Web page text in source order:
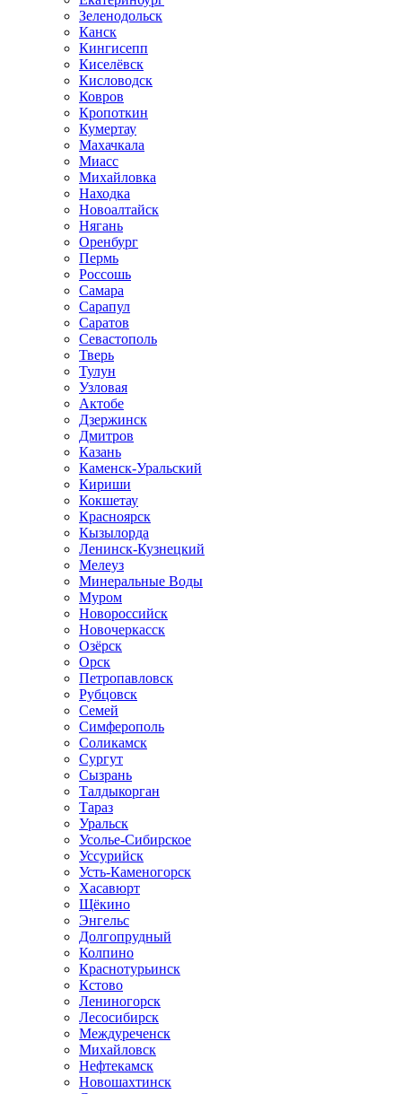
Зеленодольск
Канск
Кингисепп
Киселёвск
Кисловодск
Ковров
Кропоткин
Кумертау
Махачкала
Миасс
Михайловка
Находка
Новоалтайск
Нягань
Оренбург
Пермь
Россошь
Самара
Сарапул
Саратов
Севастополь
Тверь
Тулун
Узловая
Актобе
Дзержинск
Дмитров
Казань
Каменск-Уральский
Кириши
Кокшетау
Красноярск
Кызылорда
Ленинск-Кузнецкий
Мелеуз
Минеральные Воды
Муром
Новороссийск
Новочеркасск
Озёрск
Орск
Петропавловск
Рубцовск
Семей
Симферополь
Соликамск
Сургут
Сызрань
Талдыкорган
Тараз
Уральск
Усолье-Сибирское
Уссурийск
Усть-Каменогорск
Хасавюрт
Щёкино
Энгельс
Долгопрудный
Колпино
Краснотурьинск
Кстово
Лениногорск
Лесосибирск
Междуреченск
Михайловск
Нефтекамск
Новошахтинск